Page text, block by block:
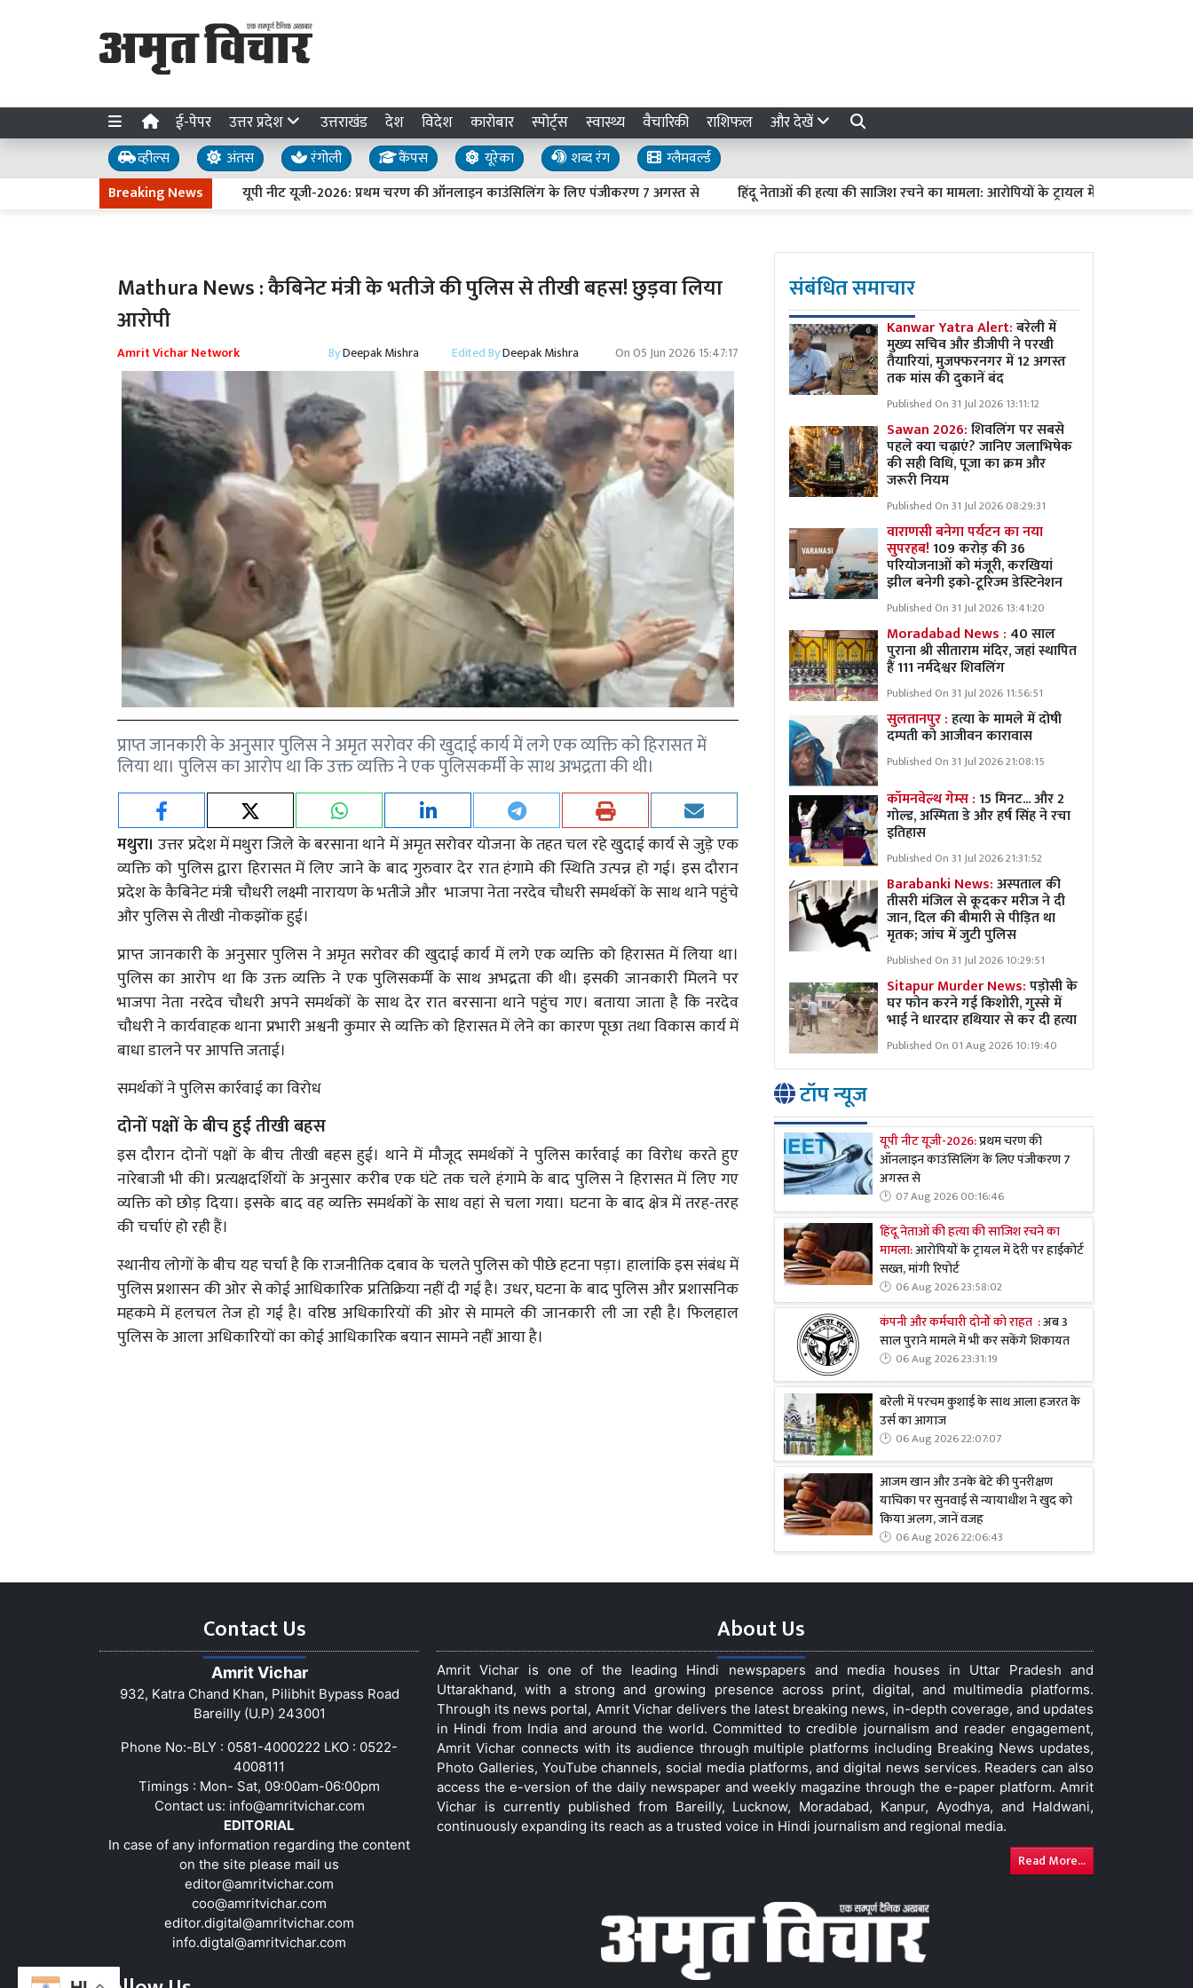
ई-पेपर उत्तर प्रदेश उत्तराखंड देश विदेश कारोबार स्पोर्ट्स स्वास्थ्य वैचारिकी राशिफल और देखें
व्हील्स अंतस रंगोली कैंपस यूरेका शब्द रंग
ग्लैमवर्ल्ड
Breaking News यूपी नीट यूजी-2026: प्रथम चरण की ऑनलाइन काउंसिलिंग के लिए पंजीकरण 7 अगस्त से हिंदू नेताओं की हत्या की साजिश रचने का मामला: आरोपियों के ट्रायल में देरी पर हाईकोर्ट सख्त,
Mathura News : कैबिनेट मंत्री के भतीजे की पुलिस से तीखी बहस! छुड़वा लिया
आरोपी
Amrit Vichar Network ByDeepak Mishra Edited ByDeepak Mishra On05 Jun 2026 15:47:17
प्राप्त जानकारी के अनुसार पुलिस ने अमृत सरोवर की खुदाई कार्य में लगे एक व्यक्ति को हिरासत में
लिया था। पुलिस का आरोप था कि उक्त व्यक्ति ने एक पुलिसकर्मी के साथ अभद्रता की थी।
मथुरा।उत्तर प्रदेश में मथुरा जिले के बरसाना थाने में अमृत सरोवर योजना के तहत चल रहे खुदाई कार्य से जुड़े एक
व्यक्ति को पुलिस द्वारा हिरासत में लिए जाने के बाद गुरुवार देर रात हंगामे की स्थिति उत्पन्न हो गई। इस दौरान
प्रदेश के कैबिनेट मंत्री चौधरी लक्ष्मी नारायण के भतीजे और भाजपा नेता नरदेव चौधरी समर्थकों के साथ थाने पहुंचे
और पुलिस से तीखी नोकझोंक हुई।
प्राप्त जानकारी के अनुसार पुलिस ने अमृत सरोवर की खुदाई कार्य में लगे एक व्यक्ति को हिरासत में लिया था।
पुलिस का आरोप था कि उक्त व्यक्ति ने एक पुलिसकर्मी के साथ अभद्रता की थी। इसकी जानकारी मिलने पर
भाजपा नेता नरदेव चौधरी अपने समर्थकों के साथ देर रात बरसाना थाने पहुंच गए। बताया जाता है कि नरदेव
चौधरी ने कार्यवाहक थाना प्रभारी अश्वनी कुमार से व्यक्ति को हिरासत में लेने का कारण पूछा तथा विकास कार्य में
बाधा डालने पर आपत्ति जताई।
समर्थकों ने पुलिस कार्रवाई का विरोध
दोनों पक्षों के बीच हुई तीखी बहस
इस दौरान दोनों पक्षों के बीच तीखी बहस हुई। थाने में मौजूद समर्थकों ने पुलिस कार्रवाई का विरोध करते हुए
नारेबाजी भी की। प्रत्यक्षदर्शियों के अनुसार करीब एक घंटे तक चले हंगामे के बाद पुलिस ने हिरासत में लिए गए
व्यक्ति को छोड़ दिया। इसके बाद वह व्यक्ति समर्थकों के साथ वहां से चला गया। घटना के बाद क्षेत्र में तरह-तरह
की चर्चाएं हो रही हैं।
स्थानीय लोगों के बीच यह चर्चा है कि राजनीतिक दबाव के चलते पुलिस को पीछे हटना पड़ा। हालांकि इस संबंध में
पुलिस प्रशासन की ओर से कोई आधिकारिक प्रतिक्रिया नहीं दी गई है। उधर, घटना के बाद पुलिस और प्रशासनिक
महकमे में हलचल तेज हो गई है। वरिष्ठ अधिकारियों की ओर से मामले की जानकारी ली जा रही है। फिलहाल
पुलिस के आला अधिकारियों का कोई आधिकारिक बयान सामने नहीं आया है।
संबंधित समाचार
Kanwar Yatra Alert:बरेली में
मुख्य सचिव और डीजीपी ने परखी
तैयारियां, मुजफ्फरनगर में 12 अगस्त
तक मांस की दुकानें बंद
Published On 31 Jul 2026 13:11:12
Sawan 2026:शिवलिंग पर सबसे
पहले क्या चढ़ाएं? जानिए जलाभिषेक
की सही विधि, पूजा का क्रम और
जरूरी नियम
Published On 31 Jul 2026 08:29:31
वाराणसी बनेगा पर्यटन का नया
सुपरहब!109 करोड़ की 36
परियोजनाओं को मंजूरी, करखियां
झील बनेगी इको-टूरिज्म डेस्टिनेशन
Published On 31 Jul 2026 13:41:20
Moradabad News : 40 साल
पुराना श्री सीताराम मंदिर, जहां स्थापित
हैं 111 नर्मदेश्वर शिवलिंग
Published On 31 Jul 2026 11:56:51
सुलतानपुर :हत्या के मामले में दोषी
दम्पती को आजीवन कारावास
Published On 31 Jul 2026 21:08:15
कॉमनवेल्थ गेम्स :15 मिनट... और 2
गोल्ड, अस्मिता डे और हर्ष सिंह ने रचा
इतिहास
Published On 31 Jul 2026 21:31:52
Barabanki News:अस्पताल की
तीसरी मंजिल से कूदकर मरीज ने दी
जान, दिल की बीमारी से पीड़ित था
मृतक; जांच में जुटी पुलिस
Published On 31 Jul 2026 10:29:51
Sitapur Murder News:पड़ोसी के
घर फोन करने गई किशोरी, गुस्से में
भाई ने धारदार हथियार से कर दी हत्या
Published On 01 Aug 2026 10:19:40
टॉप न्यूज
यूपी नीट यूजी-2026:प्रथम चरण की
ऑनलाइन काउंसिलिंग के लिए पंजीकरण 7
अगस्त से
07 Aug 2026 00:16:46
हिंदू नेताओं की हत्या की साजिश रचने का
मामला:आरोपियों के ट्रायल में देरी पर हाईकोर्ट
सख्त, मांगी रिपोर्ट
06 Aug 2026 23:58:02
कंपनी और कर्मचारी दोनों को राहत :अब 3
साल पुराने मामले में भी कर सकेंगे शिकायत
06 Aug 2026 23:31:19
बरेली में परचम कुशाई के साथ आला हजरत के
उर्स का आगाज
06 Aug 2026 22:07:07
आजम खान और उनके बेटे की पुनरीक्षण
याचिका पर सुनवाई से न्यायाधीश ने खुद को
किया अलग, जानें वजह
06 Aug 2026 22:06:43
Contact Us
Amrit Vichar
932, Katra Chand Khan, Pilibhit Bypass Road
Bareilly (U.P) 243001
Phone No:-BLY : 0581-4000222 LKO : 0522-
4008111
Timings : Mon- Sat, 09:00am-06:00pm
Contact us: info@amritvichar.com
EDITORIAL
In case of any information regarding the content
on the site please mail us
editor@amritvichar.com
coo@amritvichar.com
editor.digital@amritvichar.com
info.digtal@amritvichar.com
About Us
Amrit Vichar is one of the leading Hindi newspapers and media houses in Uttar Pradesh and
Uttarakhand, with a strong and growing presence across print, digital, and multimedia platforms.
Through its news portal, Amrit Vichar delivers the latest breaking news, in-depth coverage, and updates
in Hindi from India and around the world. Committed to credible journalism and reader engagement,
Amrit Vichar connects with its audience through multiple platforms including Breaking News updates,
Photo Galleries, YouTube channels, social media platforms, and digital news services. Readers can also
access the e-version of the daily newspaper and weekly magazine through the e-paper platform. Amrit
Vichar is currently published from Bareilly, Lucknow, Moradabad, Kanpur, Ayodhya, and Haldwani,
continuously expanding its reach as a trusted voice in Hindi journalism and regional media.
Read More...